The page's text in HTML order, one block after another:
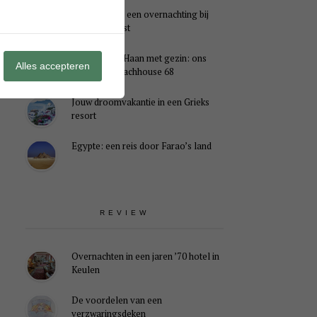
Genieten van een overnachting bij
B&B Landlust
Midweek De Haan met gezin: ons
verblijf in Beachhouse 68
Jouw droomvakantie in een Grieks
resort
Egypte: een reis door Farao’s land
REVIEW
Overnachten in een jaren ’70 hotel in
Keulen
De voordelen van een
verzwaringsdeken
Alles accepteren